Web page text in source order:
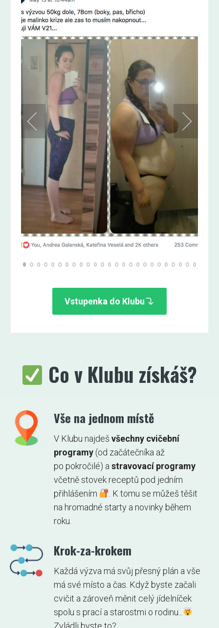
Vstupenka do Klubu
Co v Klubu získáš?
Vše na jednom místě
V Klubu najdeš všechny cvičební
programy(od začátečníka až
po pokročilé) a stravovací programy
včetně stovek receptů pod jedním
přihlášením
. K tomu se můžeš těšit
na hromadné starty a novinky během
roku.
Krok-za-krokem
Každá výzva má svůj přesný plán a vše
má své místo a čas. Když byste začali
cvičit a zároveň měnit celý jídelníček
spolu s prací a starostmi o rodinu...
Zvládli byste to?